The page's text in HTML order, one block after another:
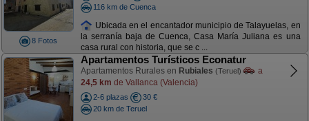
8 Fotos
116 km de Cuenca
Ubicada en el encantador municipio de Talayuelas, en
la serranía baja de Cuenca, Casa María Juliana es una
casa rural con historia, que se c ...
Apartamentos Turísticos Econatur
Apartamentos Rurales en Rubiales (Teruel)
a
24,5 km de Vallanca (Valencia)
2-6 plazas
30 €
20 km de Teruel